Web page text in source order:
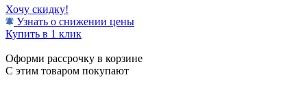
Хочу скидку!
Узнать о снижении цены
Купить в 1 клик
Оформи рассрочку в корзине
С этим товаром покупают